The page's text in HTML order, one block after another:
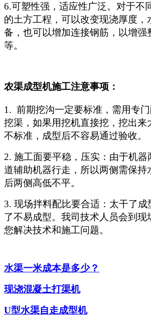
6.可塑性强，适应性广泛。对于不
的土方工程，可以改变现浇厚度，
备，也可以增加连接钢筋，以增强
等。
农渠成型机施工注意事项：
1. 前期挖沟一定要标准，需用专
挖渠，如果用挖机直接挖，挖出来
不标准，成型后不容易通过验收。
2. 施工面要平稳，压实：由于机器
道辅助机器行走，所以两侧需保持
后两侧高低不平。
3. 现场拌料配比要合适：太干了
了不易成型。我司技术人员会到现
您解决技术和施工问题。
水渠一米成本是多少？
现浇混凝土打渠机
U型水渠自走成型机